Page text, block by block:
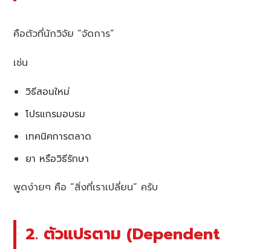
คือตัวที่นักวิจัย “จัดการ”
เช่น
วิธีสอนใหม่
โปรแกรมอบรม
เทคนิคการตลาด
ยา หรือวิธีรักษา
พูดง่ายๆ คือ “สิ่งที่เราเปลี่ยน” ครับ
2. ตัวแปรตาม (Dependent